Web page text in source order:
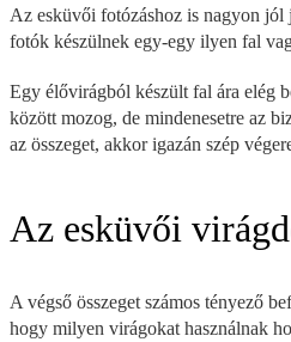
Az esküvői fotózáshoz is nagyon jól
fotók készülnek egy-egy ilyen fal
Egy élővirágból készült fal ára elég
között mozog, de mindenesetre az
az összeget, akkor igazán szép
Az esküvői
A végső összeget számos tényező
hogy milyen virágokat használnak